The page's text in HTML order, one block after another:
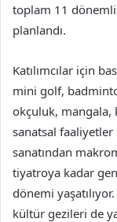
toplam 11
planlandı.
Katılımcılar için
mini golf,
okçuluk,
sanatsal
sanatından
tiyatroya kadar
dönemi
kültür gezileri de